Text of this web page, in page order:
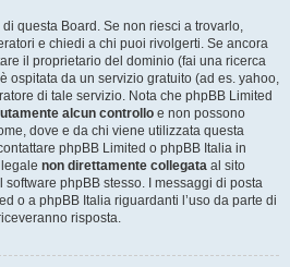
questa Board. Se non riesci a trovarlo,
e chiedi a chi puoi rivolgerti. Se ancora
il proprietario del dominio (fai una ricerca
ospitata da un servizio gratuito (ad es. yahoo,
di tale servizio. Nota che phpBB Limited
alcun controllo e non possono
dove e da chi viene utilizzata questa
phpBB Limited o phpBB Italia in
non direttamente collegata al sito
phpBB stesso. I messaggi di posta
o a phpBB Italia riguardanti l’uso da parte di
risposta.